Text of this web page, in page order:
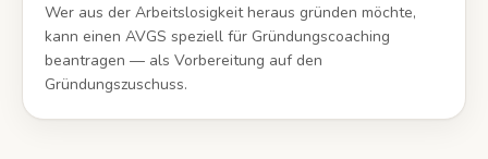
Wer aus der Arbeitslosigkeit heraus gründen möchte,
kann einen AVGS speziell für Gründungscoaching
beantragen — als Vorbereitung auf den
Gründungszuschuss.